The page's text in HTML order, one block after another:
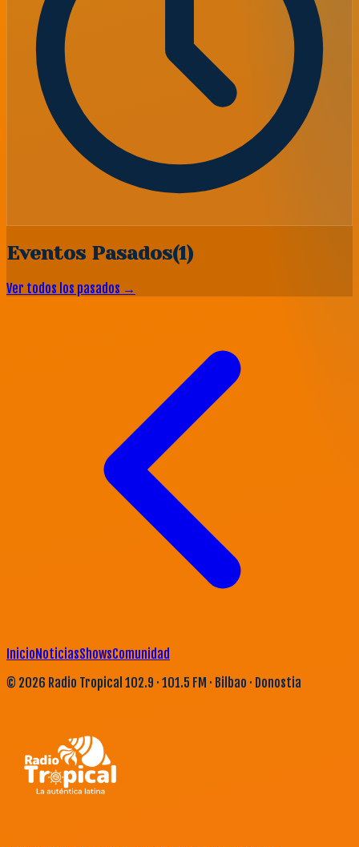
Eventos Pasados(1)
Ver todos los pasados →
InicioNoticiasShowsComunidad
© 2026 Radio Tropical 102.9 · 101.5 FM · Bilbao · Donostia